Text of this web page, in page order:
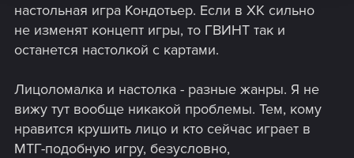
настольная игра Кондотьер. Если в ХК сильно
не изменят концепт игры, то ГВИНТ так и
останется настолкой с картами.
Лицоломалка и настолка - разные жанры. Я не
вижу тут вообще никакой проблемы. Тем, кому
нравится крушить лицо и кто сейчас играет в
МТГ-подобную игру, безусловно,